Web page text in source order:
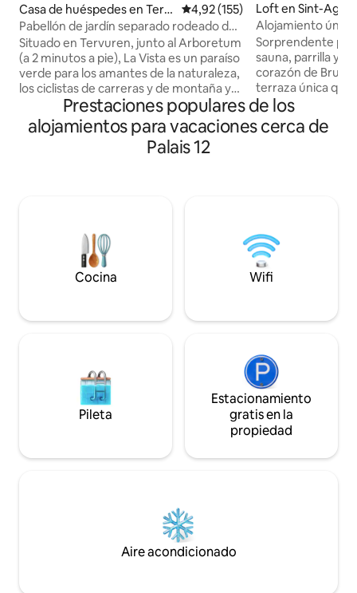
Casa de huéspedes en Terv
uren
Calificación promedio: 4,92 de
4,92 (155)
Pabellón de jardín separado rodeado de
naturaleza
Situado en Tervuren, junto al Arboretum
(a 2 minutos a pie), La Vista es un paraíso
verde para los amantes de la naturaleza,
los ciclistas de carreras y de montaña y
los viajeros de negocios. Tiene acceso a
la naturaleza, combinado con
comodidad y sensación de estar en el
campo cerca de la ciudad (Bruselas,
ducha. Los huéspedes pueden relajarse
en su terraza privada y disfrutar de
vistas únicas e impresionantes de los
Loft en Sint-
m
Alojamiento
ciudad en el
Sorprendente
sauna, parrilla y
corazón de Bruselas. Disfrutá
terraza única que
exposición al sol
amanecer hasta
única de
estacionamiento para
justo enfrente de
al centro de la
Prestaciones populares de los
alojamientos para vacaciones cerca de
Palais 12
Cocina Wifi
Pileta
Estacionamiento
gratis en la
propiedad
Aire acondicionado